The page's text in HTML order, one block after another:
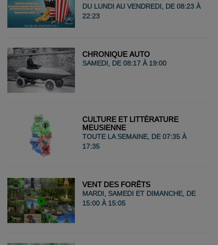
DU LUNDI AU VENDREDI, DE 08:23 À
22:23
CHRONIQUE AUTO
SAMEDI, DE 08:17 À 19:00
CULTURE ET LITTÉRATURE
MEUSIENNE
TOUTE LA SEMAINE, DE 07:35 À
17:35
VENT DES FORÊTS
MARDI, SAMEDI ET DIMANCHE, DE
15:00 À 15:05